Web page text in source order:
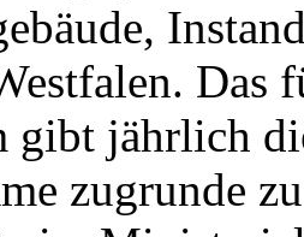
Das
gibt jährlich
zugrunde